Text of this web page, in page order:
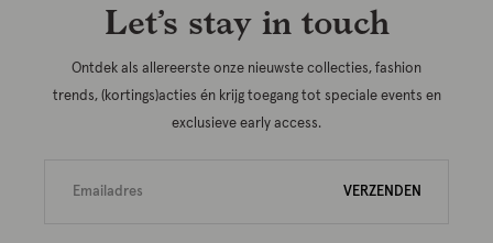
Let’s stay in touch
Ontdek als allereerste onze nieuwste collecties, fashion
trends, (kortings)acties én krijg toegang tot speciale events en
exclusieve early access.
VERZENDEN